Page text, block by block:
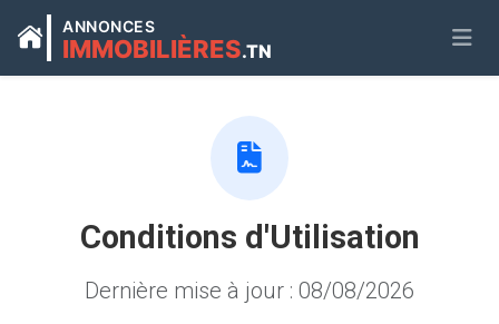
ANNONCES
IMMOBILIÈRES.TN
Conditions d'Utilisation
Dernière mise à jour : 08/08/2026